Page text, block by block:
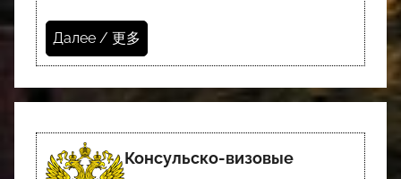
Далее / 更多
Консульско-визовые